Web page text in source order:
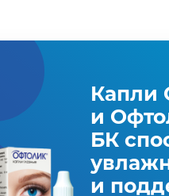
Капли
и
БК
и